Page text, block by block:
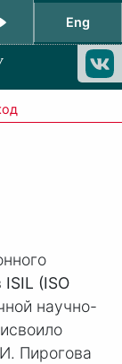
Eng
ISIL (ISO
научно-
Пирогова